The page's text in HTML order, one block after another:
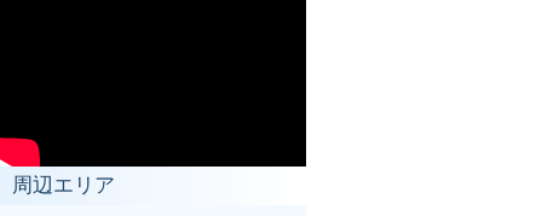
周辺エリア